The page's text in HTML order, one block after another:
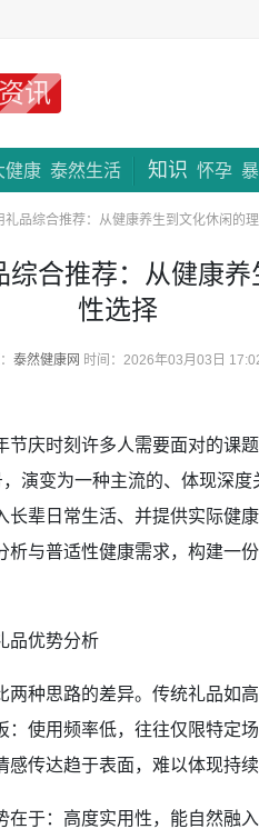
资讯
健康 泰然生活 知识 怀孕
礼品综合推荐：从健康养生到文化休闲的
综合推荐：从健康
性选择
泰然健康网 时间：2026年03月03日
节庆时刻许多人需要面对的课
，演变为一种主流的、体现深
长辈日常生活、并提供实际健
析与普适性健康需求，构建一
品优势分析
两种思路的差异。传统礼品如
：使用频率低，往往仅限特定
感传达趋于表面，难以体现持
在于：高度实用性，能自然融